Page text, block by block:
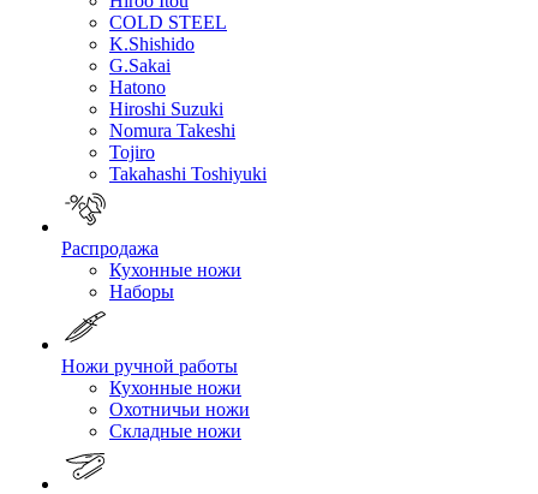
COLD STEEL
K.Shishido
G.Sakai
Hatono
Hiroshi Suzuki
Nomura Takeshi
Tojiro
Takahashi Toshiyuki
Распродажа
Кухонные ножи
Наборы
Ножи ручной работы
Кухонные ножи
Охотничьи ножи
Складные ножи